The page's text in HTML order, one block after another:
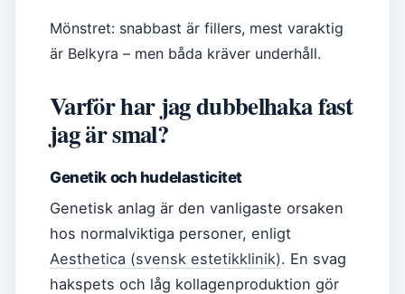
Mönstret: snabbast är fillers, mest varaktig
är Belkyra – men båda kräver underhåll.
Varför har jag dubbelhaka fast
jag är smal?
Genetik och hudelasticitet
Genetisk anlag är den vanligaste orsaken
hos normalviktiga personer, enligt
Aesthetica (svensk estetikklinik). En svag
hakspets och låg kollagenproduktion gör